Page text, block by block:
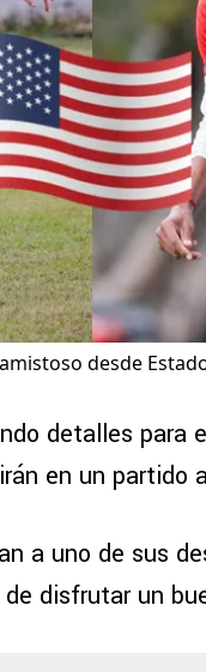
desde
detalles para
en un partido
a uno de sus
disfrutar un